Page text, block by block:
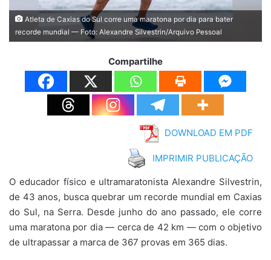
Atleta de Caxias do Sul corre uma maratona por dia para bater
recorde mundial — Foto: Alexandre Silvestrin/Arquivo Pessoal
Compartilhe
DOWNLOAD EM PDF
IMPRIMIR PUBLICAÇÃO
O educador físico e ultramaratonista Alexandre Silvestrin,
de 43 anos, busca quebrar um recorde mundial em Caxias
do Sul, na Serra. Desde junho do ano passado, ele corre
uma maratona por dia — cerca de 42 km — com o objetivo
de ultrapassar a marca de 367 provas em 365 dias.